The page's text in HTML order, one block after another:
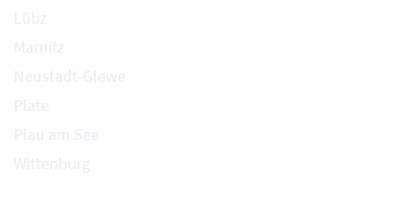
Lübz
Marnitz
Neustadt-Glewe
Plate
Plau am See
Wittenburg